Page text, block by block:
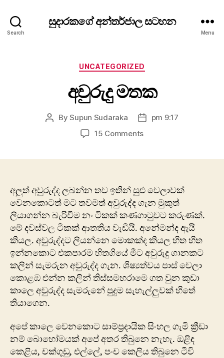
Search
සුදාරකගේ අන්තර්ජාල සටහන
Menu
Categories
UNCATEGORIZED
අවුරුදු මතක
PostBySupun Sudaraka
Postpm 9:17
15 Commentson
අලුත් අවුරුද්ද ලබන්න තව ඉතින් සුළු වෙලාවක්
වෙනකොටත් මට තවමත් ‍අවුරුද්ද ගැන මුකුත්
ලියාගන්න බැරිවීම නං ටිකක් කණගාටුවට කරුණක්.
මේ දවස්වල ටිකක් ආතතිය වැඩියි. අනේමන්ද ඇයි
කියල. අවුරුද්දට ලියන්නෙ මොකක්ද කියල හිත හිත
ඉන්නකොට එකපාරම හිතගියේ මීට අවුරුදු ගානකට
කලින් සැමරුන අවුරුද්ද ගැන. ශිෂ්‍යත්වය පාස් වෙලා
කොළඹ එන්න කලින් තිස්සමහරා‍මෙ ගත වුන කුඩා
කාලෙ අවුරුද්ද සැම‍රුනේ පුදුම සැහැල්ලුවක් හිතේ
තියාගෙන.
අපේ කාලෙ වෙනකොට සාම්ප්‍රදායික සිංහල ගැමි ක්‍රීඩා
නම් බො‍හෝමයක් අපේ අතර තිබුනෙ නැහැ. ඔළිඳ
කෙළිය, චක්ගුඩු, එල්ලේ, පංච කෙලිය තිබුනෙ ටීවි